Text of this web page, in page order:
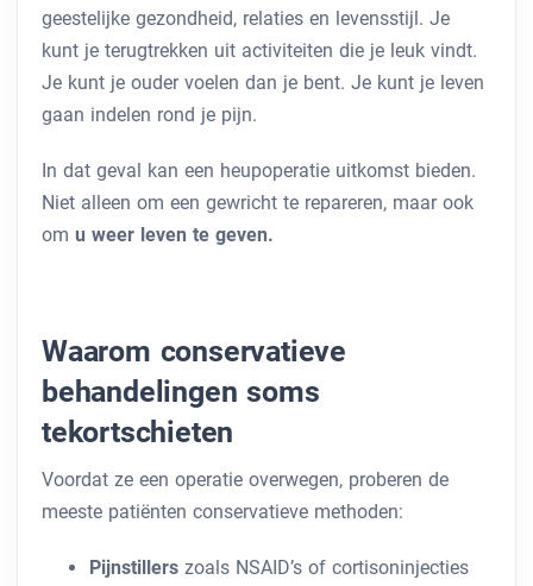
geestelijke gezondheid, relaties en levensstijl. Je
kunt je terugtrekken uit activiteiten die je leuk vindt.
Je kunt je ouder voelen dan je bent. Je kunt je leven
gaan indelen rond je pijn.
In dat geval kan een heupoperatie uitkomst bieden.
Niet alleen om een ​​gewricht te repareren, maar ook
om u weer leven te geven.
Waarom conservatieve
behandelingen soms
tekortschieten
Voordat ze een operatie overwegen, proberen de
meeste patiënten conservatieve methoden:
Pijnstillers zoals NSAID’s of cortisoninjecties